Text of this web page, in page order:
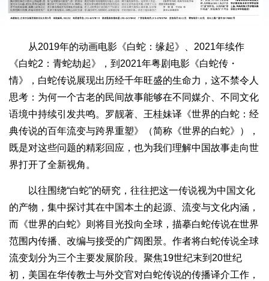
从2019年的动画电影《白蛇：缘起》、2021年续作
《白蛇2：青蛇劫起》，到2021年粤剧电影《白蛇传・
情》，白蛇传说展现出历经千年旺盛的生命力，这不禁令人
思考：为何一个古老的民间故事能够在不同媒介、不同文化
语境中持续引发共鸣。罗靓著、王桂妹译《世界的白蛇：经
典传说的百年流变与跨界重塑》（简称《世界的白蛇》），
既是对这些问题的精彩回应，也为我们理解中国故事走向世
界打开了全新视角。
以往围绕“白蛇”的研究，往往把这一传说视为中国文化
的产物，集中探讨其在中国本土的起源、流变与文化内涵，
而《世界的白蛇》则将目光投向全球，描摹白蛇传说在世界
范围内传播、改编与接受的广阔图景。作者将白蛇传说全球
流变划分为三个主要发展阶段。聚焦19世纪末到20世纪
初，美国在华传教士与外交官对白蛇传说的传播译介工作，